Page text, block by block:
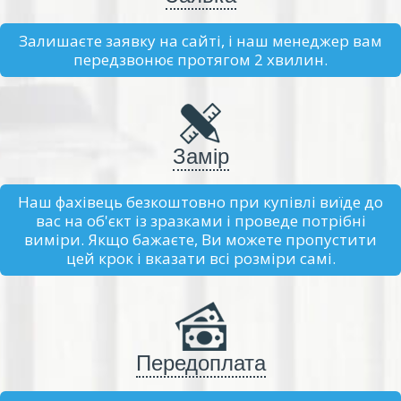
Залишаєте заявку на сайті, і наш менеджер вам
передзвонює протягом 2 хвилин.
Замір
Наш фахівець безкоштовно при купівлі виїде до
вас на об'єкт із зразками і проведе потрібні
виміри. Якщо бажаєте, Ви можете пропустити
цей крок і вказати всі розміри самі.
Передоплата